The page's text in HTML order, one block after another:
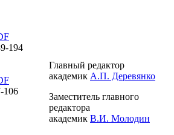
194
106
Главный редактор
академик А.П. Деревянко
Заместитель главного
редактора
академик В.И. Молодин